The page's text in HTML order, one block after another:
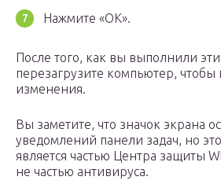
Нажмите «ОК».
После того, как вы выполнили
перезагрузите компьютер,
изменения.
Вы заметите, что значок экрана
уведомлений панели задач, но
является частью Центра защиты
не частью антивируса.